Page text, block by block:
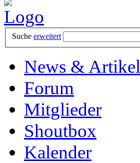
Suche erweitert
News & Artikel
Forum
Mitglieder
Shoutbox
Kalender